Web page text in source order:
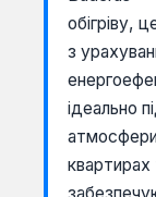
обігріву,
з
ідеально
квартирах